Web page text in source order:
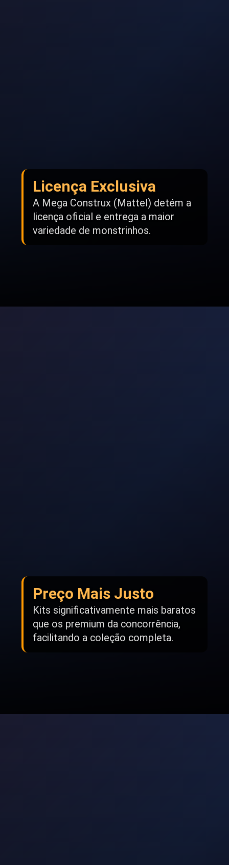
Licença Exclusiva
A Mega Construx (Mattel) detém a
licença oficial e entrega a maior
variedade de monstrinhos.
Preço Mais Justo
Kits significativamente mais baratos
que os premium da concorrência,
facilitando a coleção completa.